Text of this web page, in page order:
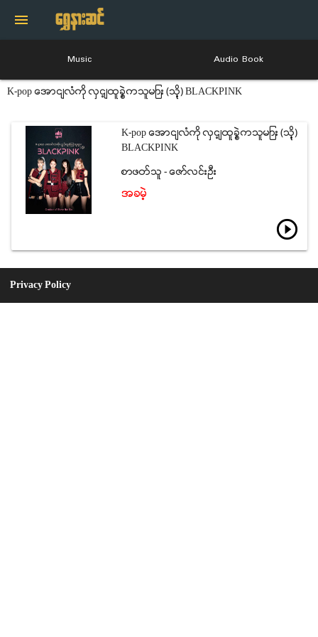
menu
Music Audio Book
K-pop အောင်လံကို လွှင့်ထူခဲ့ကြသူများ (သို့) BLACKPINK
K-pop အောင်လံကို လွှင့်ထူခဲ့ကြသူများ (သို့)
BLACKPINK
စာဖတ္သူ - ေဇာ္လင္းဦး
အခမဲ့
play_circle_outline
Privacy Policy